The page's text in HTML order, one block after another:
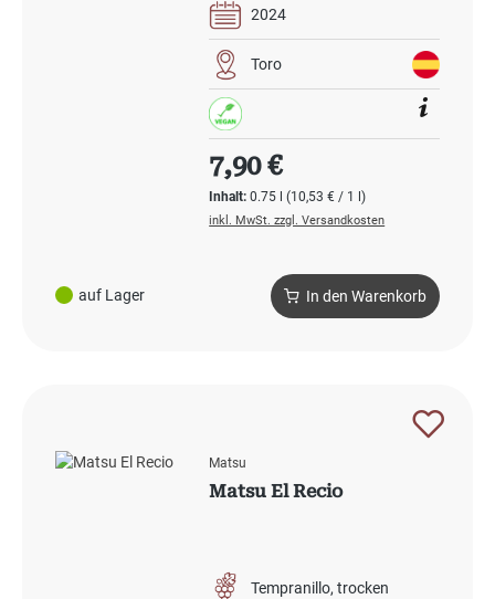
auf Lager
2024
Toro
Inhalt:0.75 l(10,53 € / 1 l)
Regulärer Preis:
7,90 €
inkl. MwSt. zzgl. Versandkosten
In den Warenkorb
Matsu
Matsu El Recio
Tempranillo trocken